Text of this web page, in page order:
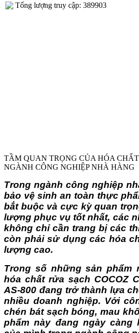
Tống lượng truy cập: 389903
TẦM QUAN TRỌNG CỦA HÓA
NGÀNH CÔNG NGHIỆP NHÀ HÀNG
Trong ngành công nghiệp
bảo vệ sinh an toàn thực
bắt buộc và cực kỳ quan
lượng phục vụ tốt nhất, các
không chỉ cần trang bị các
còn phải sử dụng các hóa
lượng cao.
Trong số những sản phẩm
hóa chất rửa sạch COCOZ
AS-800 đang trở thành lựa
nhiều doanh nghiệp. Với
chén bát sạch bóng, mau
phẩm này đang ngày càng